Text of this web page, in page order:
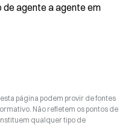
agente a agente em
página podem provir de fontes
Não refletem os pontos de
qualquer tipo de